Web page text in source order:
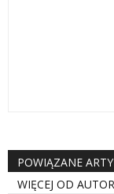
POWIĄZANE
WIĘCEJ OD